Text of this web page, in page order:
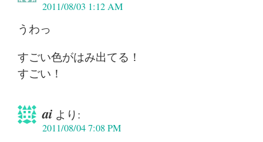
2011/08/03 1:12 AM
うわっ
すごい色がはみ出てる！
すごい！
ai より:
2011/08/04 7:08 PM